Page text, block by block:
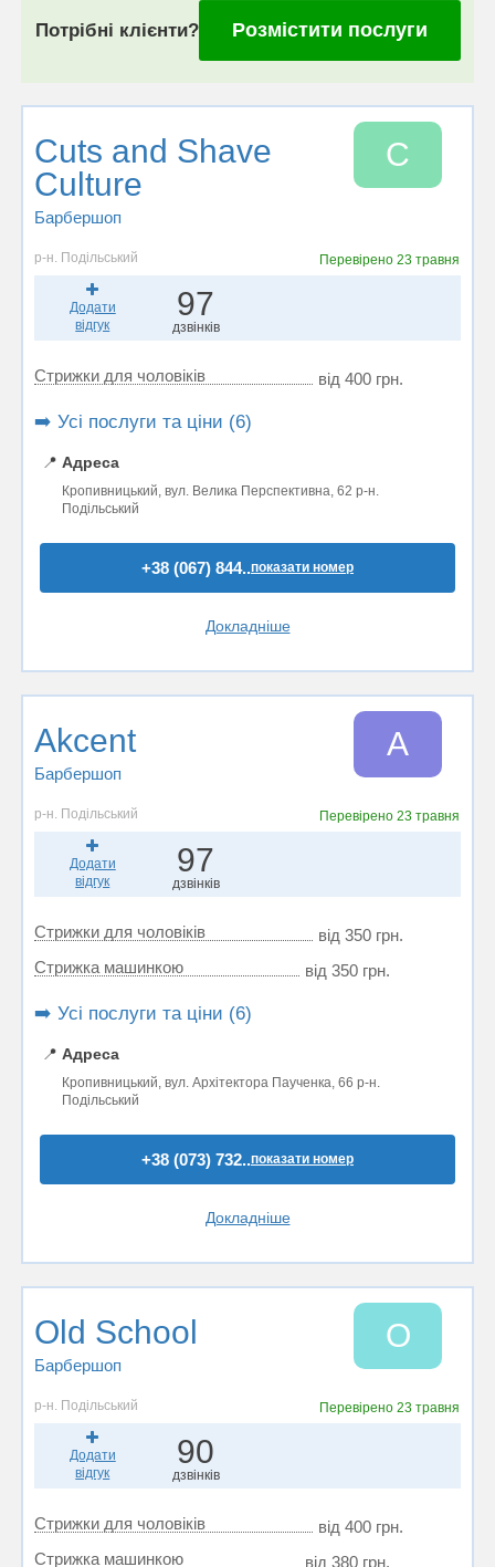
Потрібні клієнти? Розмістити послуги
Сuts and Shave
Culture
Барбершоп
С
р-н. Подільський Перевірено23 травня
Додати
відгук
97
дзвінків
Стрижки для чоловіків від 400 грн.
➡️ Усі послуги та ціни (6)
📍 Адреса
Кропивницький, вул. Велика Перспективна, 62 р-н.
Подільський
+38 (067) 844..показати номер
Докладніше
Akcent
Барбершоп
A
р-н. Подільський Перевірено23 травня
Додати
відгук
97
дзвінків
Стрижки для чоловіків
від 350 грн.
Стрижка машинкою
від 350 грн.
➡️ Усі послуги та ціни (6)
📍 Адреса
Кропивницький, вул. Архітектора Паученка, 66 р-н.
Подільський
+38 (073) 732..показати номер
Докладніше
Old School
Барбершоп
O
р-н. Подільський Перевірено23 травня
Додати
відгук
90
дзвінків
Стрижки для чоловіків
від 400 грн.
Стрижка машинкою
від 380 грн.